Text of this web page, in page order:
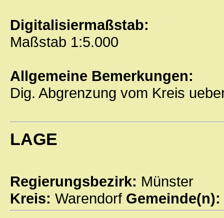
Digitalisiermaßstab:
Maßstab 1:5.000
Allgemeine Bemerkungen:
Dig. Abgrenzung vom Kreis
LAGE
Regierungsbezirk: Münster
Kreis: Warendorf Gemeinde(n):